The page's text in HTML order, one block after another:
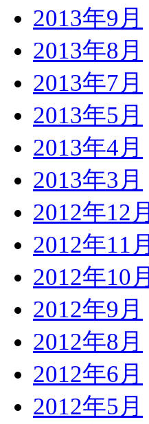
2013年9月
2013年8月
2013年7月
2013年5月
2013年4月
2013年3月
2012年12月
2012年11月
2012年10月
2012年9月
2012年8月
2012年6月
2012年5月